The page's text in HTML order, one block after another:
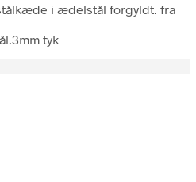
i ædelstål forgyldt. fra
tyk